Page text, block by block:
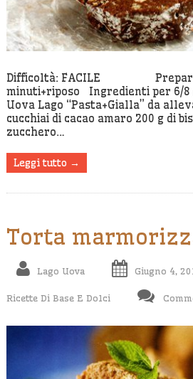
Difficoltà: FACILE
minuti+riposo Ingredienti per 6/8
Uova Lago “Pasta+Gialla” da
cucchiai di cacao amaro 200 g di
zucchero…
Leggi tutto →
Torta
Lago Uova Giugno 4,
Ricette Di Base E Dolci